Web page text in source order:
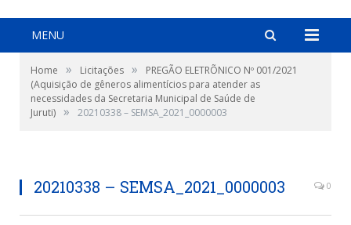
MENU
Home » Licitações »
PREGÃO ELETRÕNICO Nº 001/2021
(Aquisição de gêneros alimentícios para atender as
necessidades da Secretaria Municipal de Saúde de
Juruti) » 20210338 – SEMSA_2021_0000003
20210338 – SEMSA_2021_0000003 0